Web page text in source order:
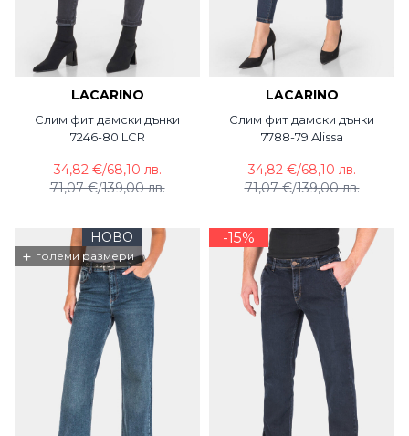
LACARINO
Слим фит дамски дънки
7246-80 LCR
71,07 €/139,00 лв.
34,82 €/68,10 лв.
LACARINO
Слим фит дамски дънки
7788-79 Alissa
71,07 €/139,00 лв.
34,82 €/68,10 лв.
НОВО
+ големи размери
-15%